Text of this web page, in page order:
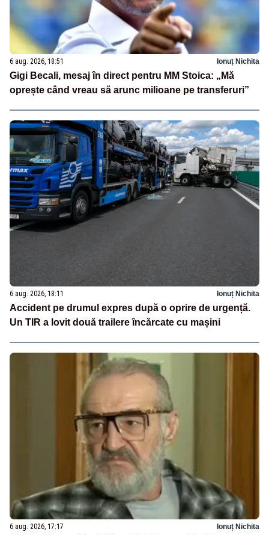
6 aug. 2026, 18:51 Ionuț Nichita
Gigi Becali, mesaj în direct pentru MM Stoica: „Mă
oprește când vreau să arunc milioane pe transferuri”
6 aug. 2026, 18:11 Ionuț Nichita
Accident pe drumul expres după o oprire de urgență.
Un TIR a lovit două trailere încărcate cu mașini
6 aug. 2026, 17:17 Ionuț Nichita